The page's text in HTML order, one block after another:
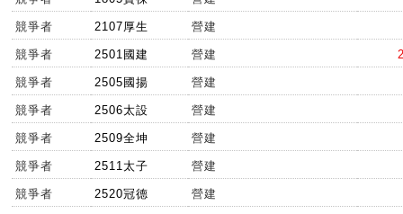
競爭者 2107厚生 營建
競爭者 2501國建 營建
競爭者 2505國揚 營建
競爭者 2506太設 營建
競爭者 2509全坤 營建
競爭者 2511太子 營建
競爭者 2520冠德 營建